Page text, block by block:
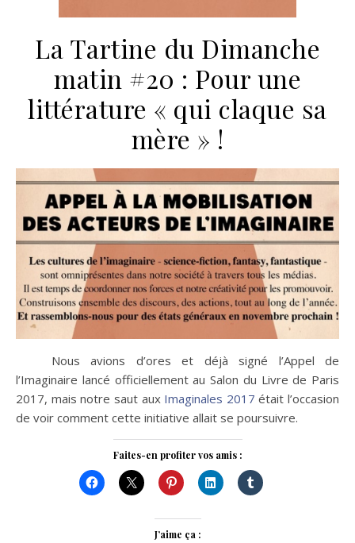
La Tartine du Dimanche
matin #20 : Pour une
littérature « qui claque sa
mère » !
Nous avions d’ores et déjà signé l’Appel de
l’Imaginaire lancé officiellement au Salon du Livre de Paris
2017, mais notre saut aux Imaginales 2017 était l’occasion
de voir comment cette initiative allait se poursuivre.
Faites-en profiter vos amis :
J’aime ça :